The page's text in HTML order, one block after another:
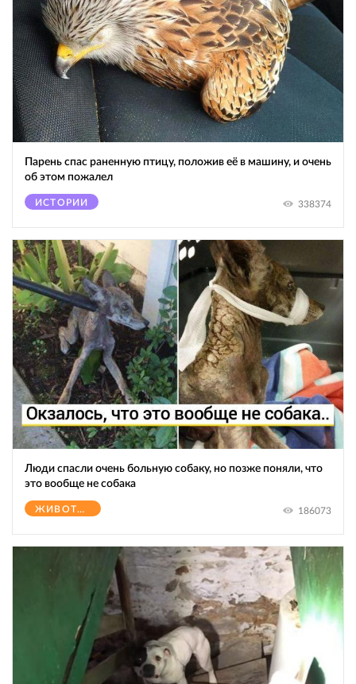
Парень спас раненную птицу, положив её в машину, и очень
об этом пожалел
ИСТОРИИ 338374
Люди спасли очень больную собаку, но позже поняли, что
это вообще не собака
ЖИВОТНЫЕ 186073